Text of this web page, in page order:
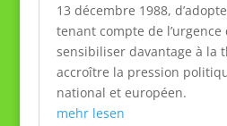
13 décembre 1988,
tenant compte de
sensibiliser davantage à la
accroître la pression
national et européen.
mehr lesen